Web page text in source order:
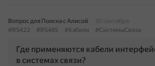
Вопрос для Поиска с Алисой
30 сентября
#RS422
#RS485 #Кабели #СистемыСвязи
Где применяются кабели
в системах связи?